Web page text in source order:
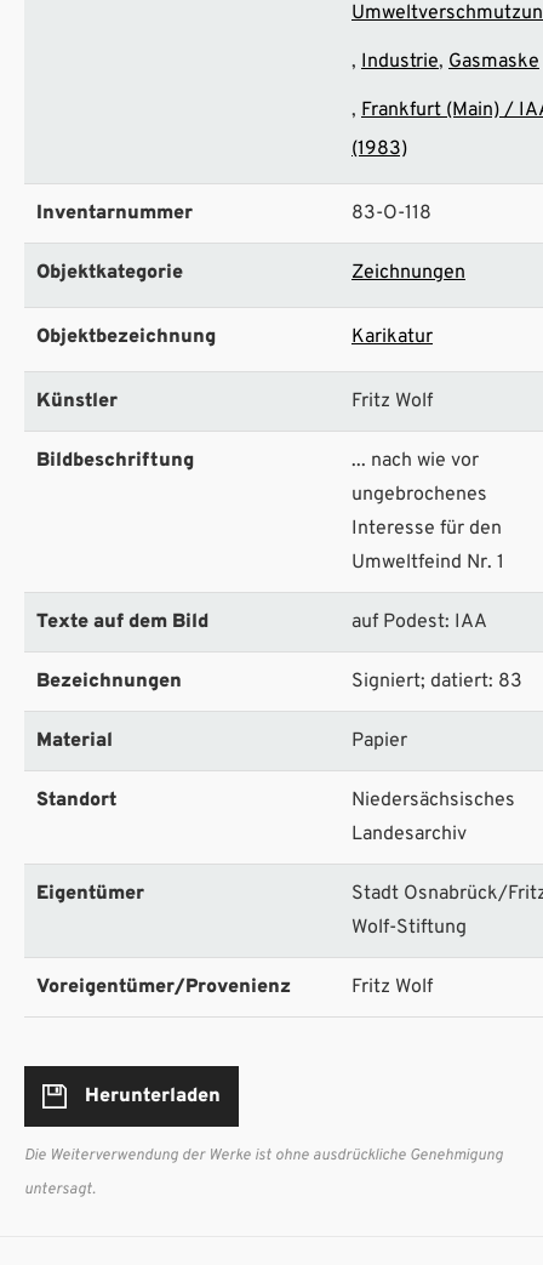
Industrie Gasmaske
Frankfurt (Main) /
(1983)
Inventarnummer 83-O-118
Objektkategorie Zeichnungen
Objektbezeichnung Karikatur
Künstler Fritz Wolf
Bildbeschriftung
... nach wie vor
ungebrochenes
Interesse für den
Umweltfeind Nr. 1
Texte auf dem Bild auf Podest: IAA
Bezeichnungen Signiert; datiert: 83
Material Papier
Standort
Niedersächsisches
Landesarchiv
Eigentümer
Stadt Osnabrück/
Wolf-Stiftung
Voreigentümer/Provenienz Fritz Wolf
Herunterladen
Die Weiterverwendung der Werke ist ohne ausdrückliche Genehmigung
untersagt.